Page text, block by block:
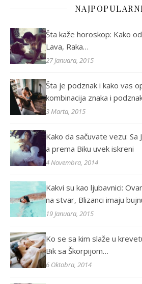
Šta kaže horoskop: Kako
Lava, Raka…
27 Januara, 2015
Šta je podznak i kako vas
kombinacija znaka i
3 Marta, 2015
Kako da sačuvate vezu:
a prema Biku uvek iskreni
4 Novembra, 2014
Kakvi su kao ljubavnici:
na stvar, Blizanci imaju
19 Januara, 2015
Ko se sa kim slaže u
Bik sa Škorpijom…
6 Oktobra, 2014